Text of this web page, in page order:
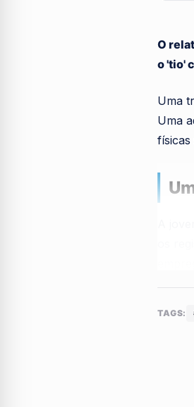
O
o 'tio'
Uma
Uma
físicas
os
TAGS: